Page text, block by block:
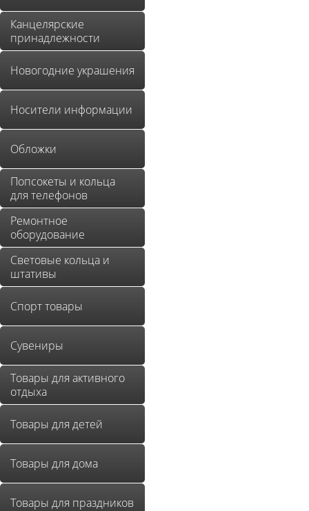
Канцелярские
принадлежности
Новогодние украшения
Носители информации
Обложки
Попсокеты и кольца
для телефонов
Ремонтное
оборудование
Световые кольца и
штативы
Спорт товары
Сувениры
Товары для активного
отдыха
Товары для детей
Товары для дома
Товары для праздников